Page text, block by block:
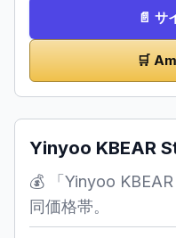
📄 サ
🛒
Yinyoo KBEAR
💰 「Yinyoo
同価格帯。